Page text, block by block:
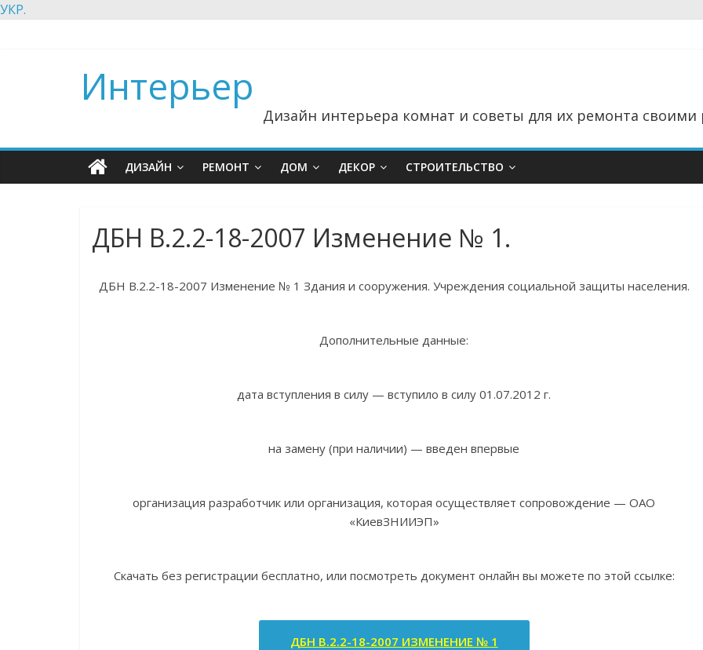
УКР.
Интерьер
Дизайн интерьера комнат и советы для их ремонта
ДИЗАЙН РЕМОНТ ДОМ ДЕКОР СТРОИТЕЛЬСТВО
ДБН В.2.2-18-2007 Изменение № 1.
ДБН В.2.2-18-2007 Изменение № 1 Здания и сооружения. Учреждения социальной защиты населения.
Дополнительные данные:
дата вступления в силу — вступило в силу 01.07.2012 г.
на замену (при наличии) — введен впервые
организация разработчик или организация, которая осуществляет сопровождение — ОАО
«КиевЗНИИЭП»
Скачать без регистрации бесплатно, или посмотреть документ онлайн вы можете по этой ссылке:
ДБН В.2.2-18-2007 ИЗМЕНЕНИЕ № 1